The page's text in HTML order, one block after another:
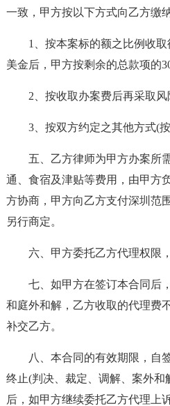
一致，甲方按以下方式向乙方缴
1、按本案标的额之比例收
美金后，甲方按剩余的总款项的
2、按收取办案费后再采取风
3、按双方约定之其他方式(
五、乙方律师为甲方办案所
通、食宿及津贴等费用，由甲方
方协商，甲方向乙方支付深圳范
另行商定。
六、甲方委托乙方代理权限
七、如甲方在签订本合同后
和庭外和解，乙方收取的代理费
补交乙方。
八、本合同的有效期限，自
终止(判决、裁定、调解、案外和
后，如甲方继续委托乙方代理上